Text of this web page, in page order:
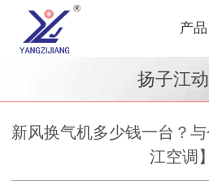
产品
扬子江
新风换气机多少钱一台？
江空调】